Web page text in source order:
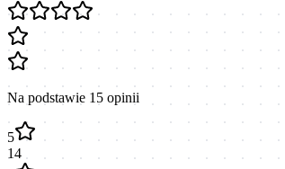
Na podstawie 15 opinii
5
14